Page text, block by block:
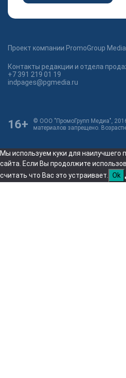
Проект компании PromoGroup Media.
Контакты редакции и отдела
+7 391 219 01 19
indpages@pgmedia.ru
© ООО "ПромоГрупп Медиа",
материалов запрещено.
16+
Мы используем куки для наилучшего
сайта. Если Вы продолжите
считать что Вас это устраивает.
Ok